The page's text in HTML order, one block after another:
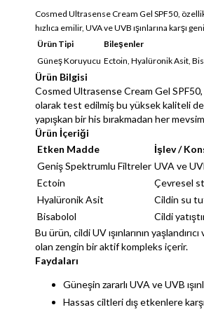
Cosmed Ultrasense Cream Gel SPF50,
hızlıca emilir, UVA ve UVB ışınlarına karşı
Ürün Tipi
Bileşenler
Güneş Koruyucu Ectoin, Hyalüronik Asit,
Ürün Bilgisi
Cosmed Ultrasense Cream Gel
olarak test edilmiş bu yüksek kaliteli
yapışkan bir his bırakmadan her
Ürün İçeriği
Etken Madde
İşlev /
Geniş Spektrumlu Filtreler UVA ve
Ectoin
Çevresel
Hyalüronik Asit
Cildin su
Bisabolol
Cildi
Bu ürün, cildi UV ışınlarının
olan zengin bir aktif kompleks içerir.
Faydaları
Güneşin zararlı UVA ve UVB
Hassas ciltleri dış etkenlere